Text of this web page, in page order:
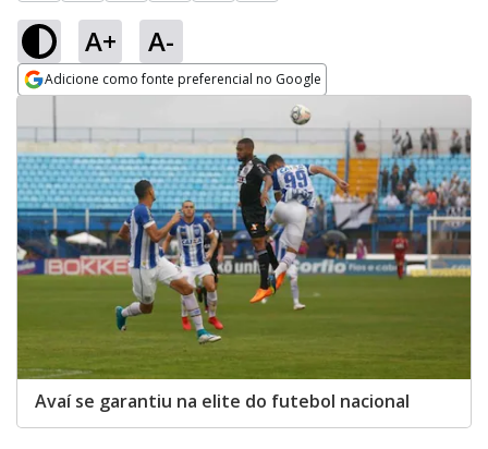
A+ A-
Adicione como fonte preferencial no Google
Avaí se garantiu na elite do futebol nacional